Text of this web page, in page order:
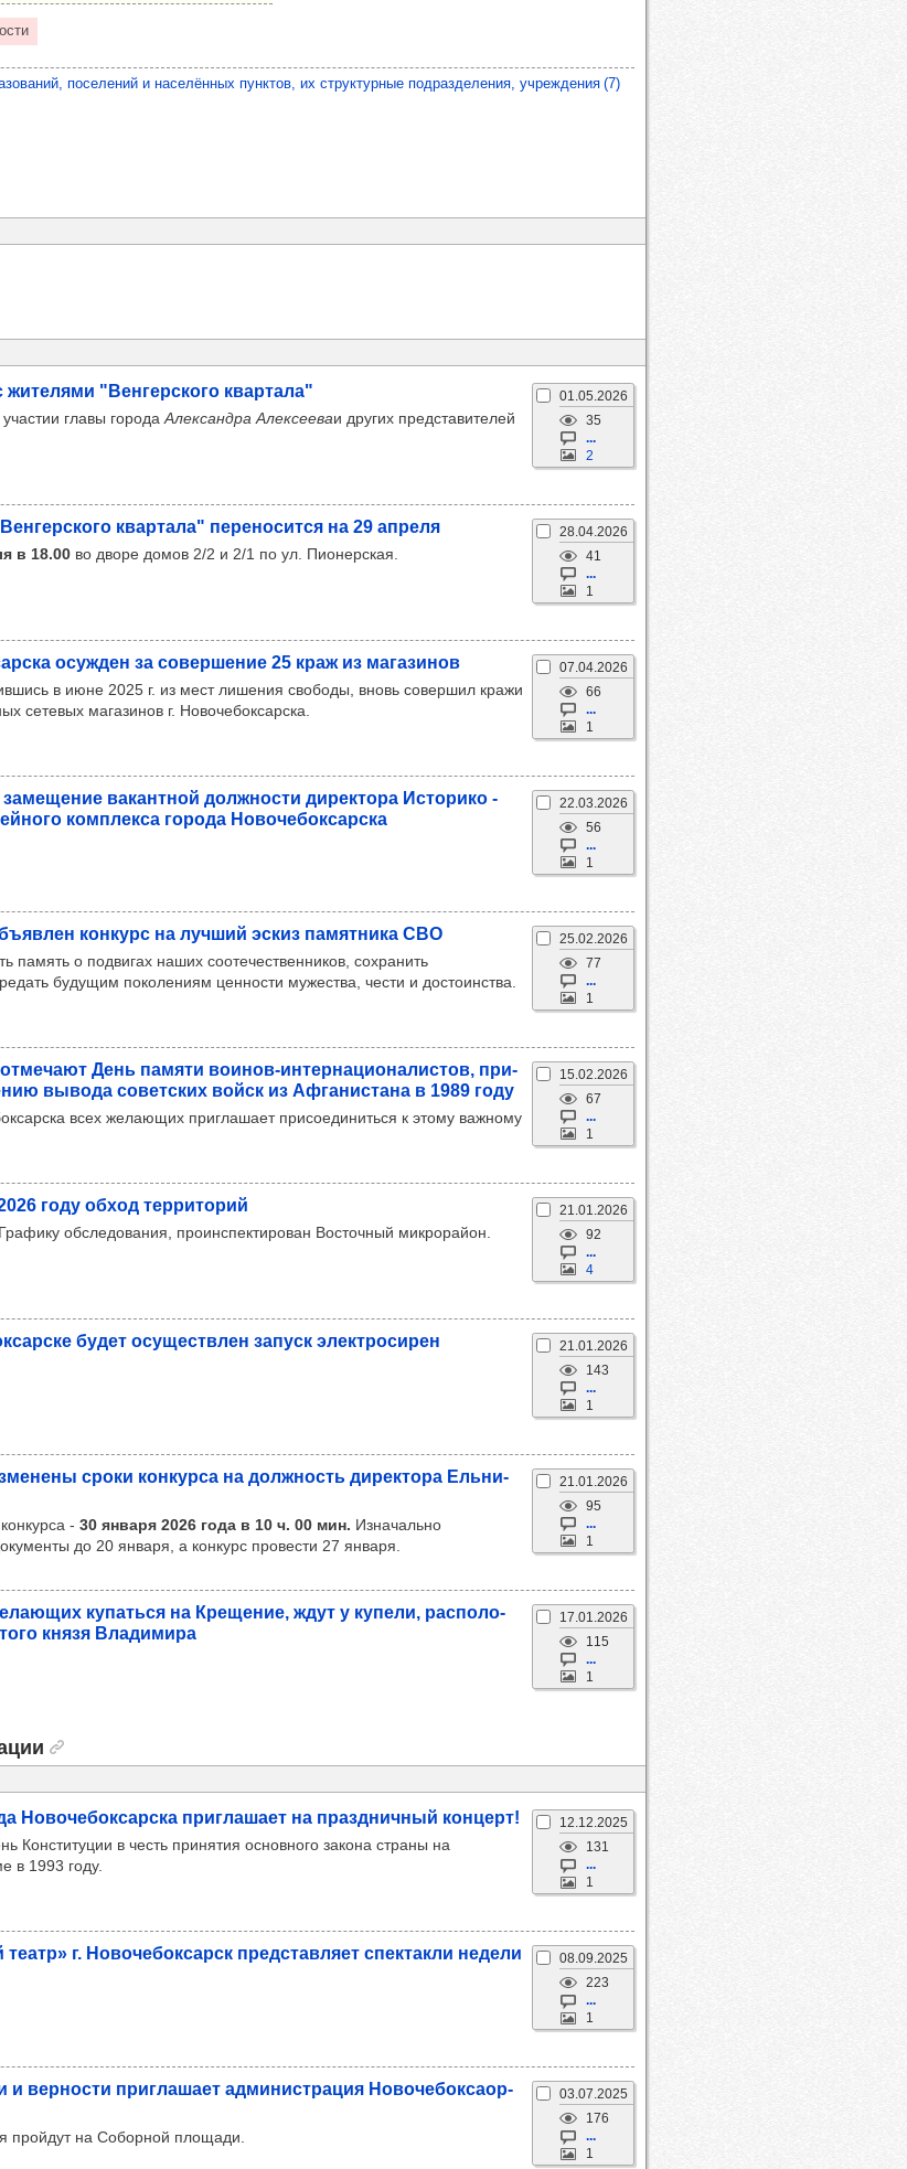
поселений и населённых пунктов, их структурные подразделения, учреждения (7)
01.05.2026
35
...
2
жите­лями "Вен­гер­ского квар­тала"
главы города Александра Алексееваи других представителей
28.04.2026
41
...
1
квар­тала" пере­но­сится на 29 апреля
в 18.00 во дворе домов 2/2 и 2/1 по ул. Пионерская.
07.04.2026
66
...
1
осуж­ден за совер­ше­ние 25 краж из мага­зи­нов
в июне 2025 г. из мест лишения свободы, вновь совершил кражи
сетевых магазинов г. Новочебоксарска.
22.03.2026
56
...
1
вакан­тной дол­жности дирек­тора Исто­рико -
ком­плекса города Ново­че­бок­сар­ска
25.02.2026
77
...
1
кон­курс на луч­ший эскиз памят­ника СВО
память о подвигах наших соотечественников, сохранить
будущим поколениям ценности мужества, чести и достоинства.
15.02.2026
67
...
1
День памяти воинов-интер­на­ци­она­лис­тов, при­
вывода совет­ских войск из Афга­нис­тана в 1989 году
всех желающих приглашает присоединиться к этому важному
21.01.2026
92
...
4
году обход тер­ри­то­рий
обследования, проинспектирован Восточный микрорайон.
21.01.2026
143
...
1
будет осу­щест­влен запуск элек­тро­си­рен
21.01.2026
95
...
1
сроки кон­курса на дол­жность дирек­тора Ель­ни­
- 30 января 2026 года в 10 ч. 00 мин. Изначально
до 20 января, а конкурс провести 27 января.
17.01.2026
115
...
1
купаться на Кре­ще­ние, ждут у купели, рас­по­ло­
князя Вла­ди­мира
12.12.2025
131
...
1
Ново­че­бок­сар­ска приг­ла­шает на праз­днич­ный кон­церт!
Конституции в честь принятия основного закона страны на
в 1993 году.
08.09.2025
223
...
1
г. Ново­че­бок­сарск пред­став­ляет спек­такли недели
03.07.2025
176
...
1
и вер­ности приг­ла­шает адми­нис­тра­ция Ново­че­бок­са­ор­
пройдут на Соборной площади.